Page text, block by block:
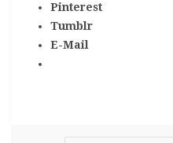
Pinterest
Tumblr
E-Mail